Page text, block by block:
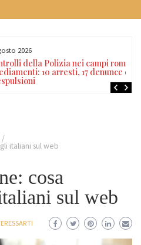
2026
della Polizia nei campi rom e
10 arresti, 17 denunce e
italiani sul web
cosa
sul web